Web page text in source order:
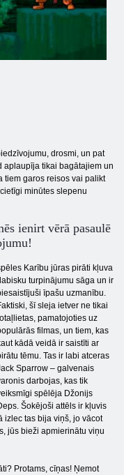
drosmi, un pat
aplaupīja tikai bagātajiem un
tiem garos reisos vai palikt
minūtes slepenu
ienirt vērā pasaulē
Karību jūras pirāti kļuva
turpinājumu sāga un ir
īpašu uzmanību.
šī sleja ietver ne tikai
pamatojoties uz
filmas, un tiem, kas
kādā veidā ir saistīti ar
tēmu. Tas ir labi atceras
Sparrow – galvenais
darbojas, kas tik
spēlēja Džonijs
Šokējoši attēls ir kļuvis
izlec tas bija viņš, jo vācot
jūs bieži apmierinātu viņu
Protams, cīņas! Ņemot